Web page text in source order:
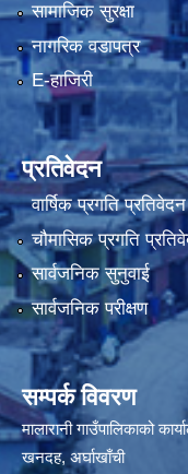
सामाजिक सुरक्षा
नागरिक वडापत्र
E-हाजिरी
प्रतिवेदन
वार्षिक प्रगति प्रतिवेदन
चौमासिक प्रगति
सार्वजनिक सुनुवाई
सार्वजनिक परीक्षण
सम्पर्क विवरण
मालारानी गाउँपालिकाको
खनदह, अर्घाखाँची